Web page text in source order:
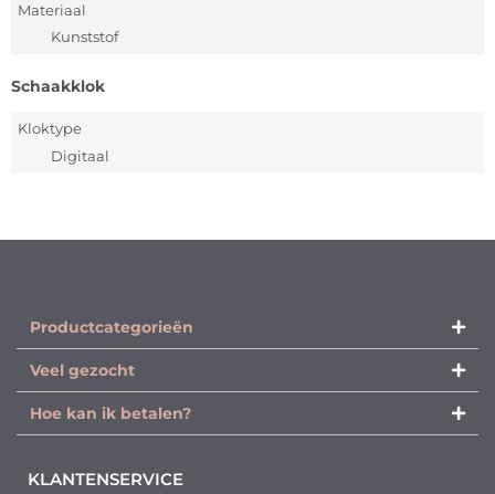
Materiaal
Kunststof
Schaakklok
Kloktype
Digitaal
Productcategorieën​
Veel gezocht
Hoe kan ik betalen?
KLANTENSERVICE